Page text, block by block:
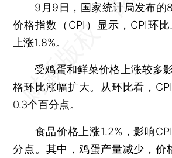
9月9日，国家统计局发布的8
价格指数（CPI）显示，CPI环
上涨1.8%。
受鸡蛋和鲜菜价格上涨较多
格环比涨幅扩大。从环比看，
0.3个百分点。
食品价格上涨1.2%，影响
分点。其中，鸡蛋产量减少，价